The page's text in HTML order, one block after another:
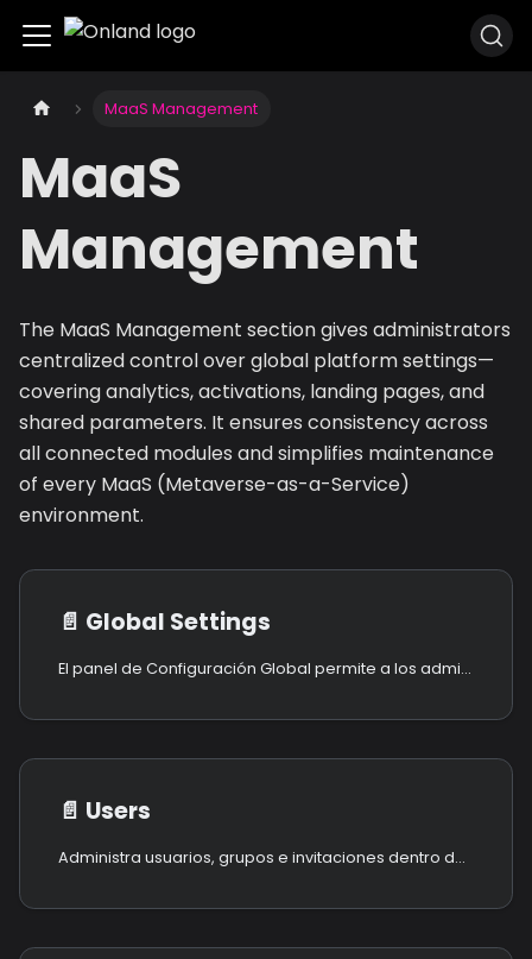
MaaS Management
MaaS
Management
The MaaS Management section gives administrators
centralized control over global platform settings—
covering analytics, activations, landing pages, and
shared parameters. It ensures consistency across
all connected modules and simplifies maintenance
of every MaaS (Metaverse-as-a-Service)
environment.
📄️ Global Settings
El panel de Configuración Global permite a los administradores configurar la identidad, la imagen de marca y los parámetros de publicación de la plataforma Onland.
📄️ Users
Administra usuarios, grupos e invitaciones dentro de la plataforma XRHUB. Esta área centraliza toda la administración a nivel de cuenta y te brinda control preciso sobre accesos, roles y suscripciones.